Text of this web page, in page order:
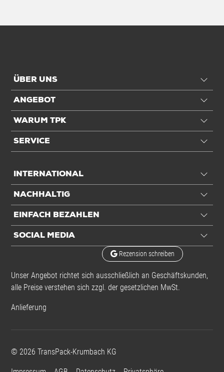
ÜBER UNS
ANGEBOT
WARUM TPK
SERVICE
INTERNATIONAL
NACHHALTIG
EINFACH BEZAHLEN
SOCIAL MEDIA
Rezension schreiben
Unser Angebot richtet sich ausschließlich an Geschäftskunden,
alle Preise verstehen sich zzgl. der gesetzlichen MwSt.
Anlieferung
© 2026 TransPack-Krumbach KG